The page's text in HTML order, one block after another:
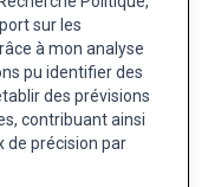
sur les
à mon analyse
pu identifier des
des prévisions
contribuant ainsi
de précision par